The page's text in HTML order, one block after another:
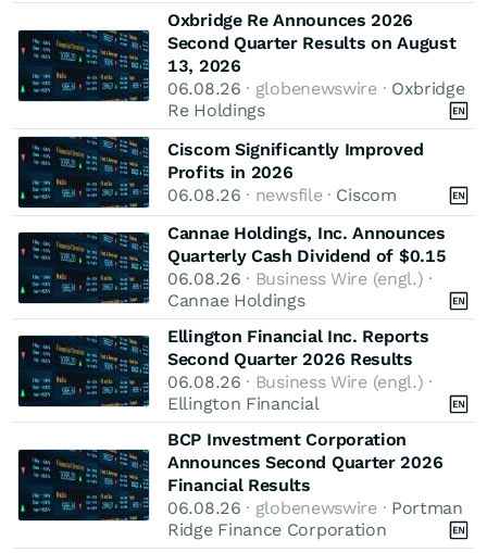
Oxbridge Re Announces 2026
Second Quarter Results on August
13, 2026
06.08.26 · globenewswire · Oxbridge
Re Holdings
Ciscom Significantly Improved
Profits in 2026
06.08.26 · newsfile · Ciscom
Cannae Holdings, Inc. Announces
Quarterly Cash Dividend of $0.15
06.08.26 · Business Wire (engl.) ·
Cannae Holdings
Ellington Financial Inc. Reports
Second Quarter 2026 Results
06.08.26 · Business Wire (engl.) ·
Ellington Financial
BCP Investment Corporation
Announces Second Quarter 2026
Financial Results
06.08.26 · globenewswire · Portman
Ridge Finance Corporation